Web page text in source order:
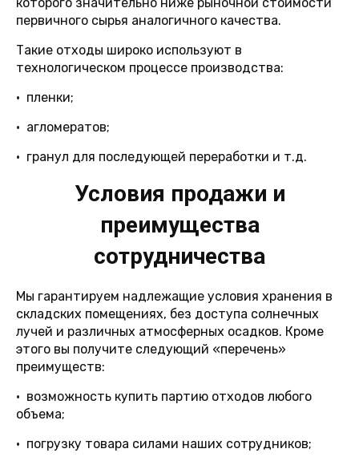
первичного сырья аналогичного качества.
Такие отходы широко используют в
технологическом процессе производства:
• пленки;
• агломератов;
• гранул для последующей переработки и т.д.
Условия продажи и
преимущества
сотрудничества
Мы гарантируем надлежащие условия хранения в
складских помещениях, без доступа солнечных
лучей и различных атмосферных осадков. Кроме
этого вы получите следующий «перечень»
преимуществ:
• возможность купить партию отходов любого
объема;
• погрузку товара силами наших сотрудников;